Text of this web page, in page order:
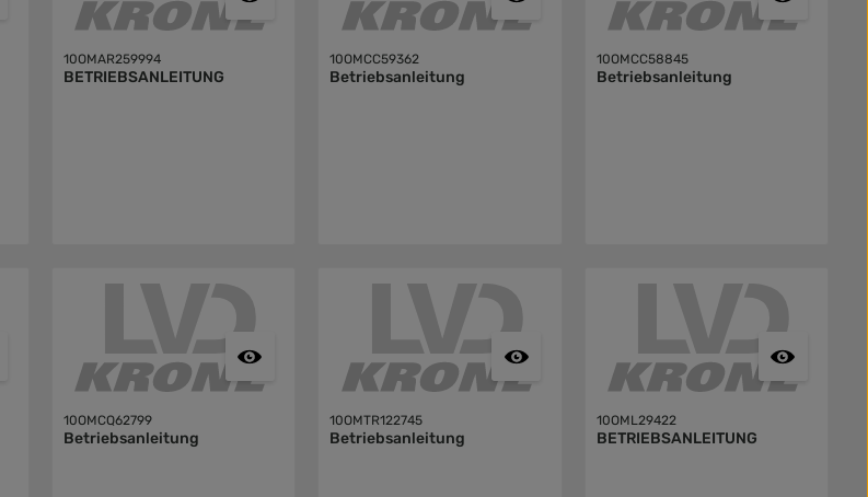
10OMAR259994
BETRIEBSANLEITUNG
10OMCC59362
Betriebsanleitung
10OMCC58845
Betriebsanleitung
10OMCQ62799
Betriebsanleitung
10OMTR122745
Betriebsanleitung
10OML29422
BETRIEBSANLEITUNG